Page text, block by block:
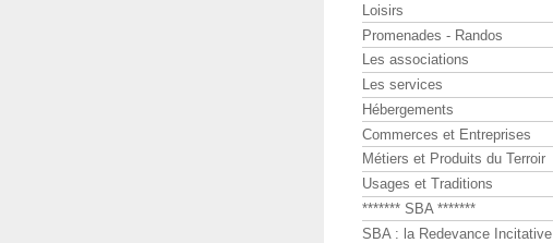
Loisirs
Promenades - Randos
Les associations
Les services
Hébergements
Commerces et Entreprises
Métiers et Produits du Terroir
Usages et Traditions
******* SBA *******
SBA : la Redevance Incitative